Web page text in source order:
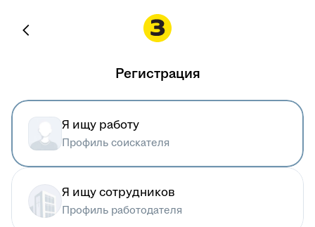
Регистрация
Я ищу работу
Профиль соискателя
Я ищу сотрудников
Профиль работодателя